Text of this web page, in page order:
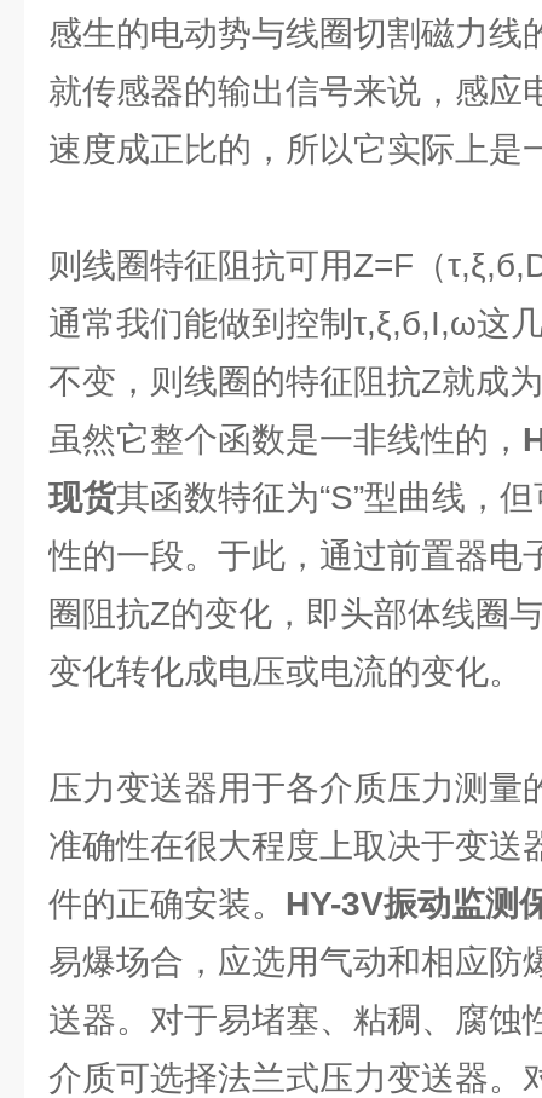
感生的电动势与线圈切割磁力线
就传感器的输出信号来说，感应
速度成正比的，所以它实际上是
则线圈特征阻抗可用Z=F（
通常我们能做到控制τ,ξ,б,I,ω这
不变，则线圈的特征阻抗Z就成
虽然它整个函数是一非线性的，
现货其函数特征为“S”型曲线，
性的一段。于此，通过前置器电
圈阻抗Z的变化，即头部体线圈
变化转化成电压或电流的变化。
压力变送器用于各介质压力测量
准确性在很大程度上取决于变送
件的正确安装。 HY-3V振动监测
易爆场合，应选用气动和相应防
送器。对于易堵塞、粘稠、腐蚀
介质可选择法兰式压力变送器。